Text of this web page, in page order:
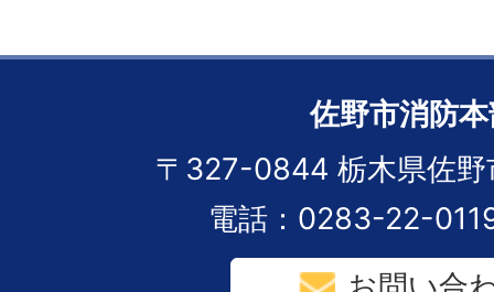
佐野市消防
〒327-0844 栃木県佐野
電話：0283-22-